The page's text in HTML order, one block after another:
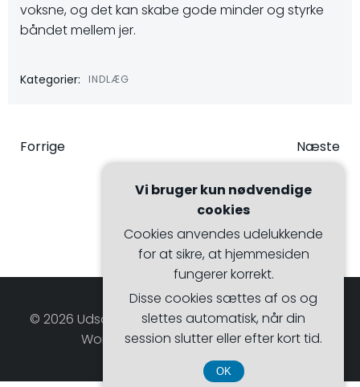
voksne, og det kan skabe gode minder og styrke
båndet mellem jer.
Kategorier: INDLÆG
Indlægsnavigation
Forrige Næste
© 2026 Udsalgsmagasinet. Bygget ved at bruge
WordPress og Hugo WP Theme .
Vi bruger kun nødvendige
cookies
Cookies anvendes udelukkende
for at sikre, at hjemmesiden
fungerer korrekt.
Disse cookies sættes af os og
slettes automatisk, når din
session slutter eller efter kort tid.
OK